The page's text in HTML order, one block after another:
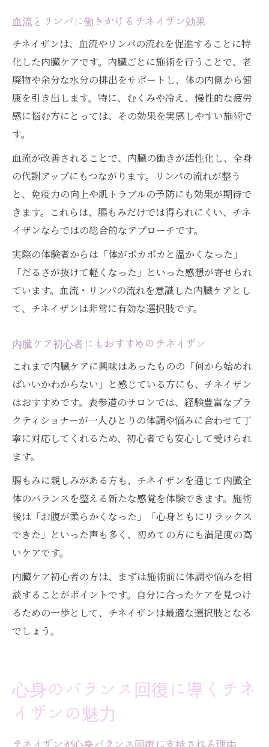
血流とリンパに働きかけるチネイザン効果
チネイザンは、血流やリンパの流れを促進することに特
化した内臓ケアです。内臓ごとに施術を行うことで、老
廃物や余分な水分の排出をサポートし、体の内側から健
康を引き出します。特に、むくみや冷え、慢性的な疲労
感に悩む方にとっては、その効果を実感しやすい施術で
す。
血流が改善されることで、内臓の働きが活性化し、全身
の代謝アップにもつながります。リンパの流れが整う
と、免疫力の向上や肌トラブルの予防にも効果が期待で
きます。これらは、腸もみだけでは得られにくい、チネ
イザンならではの総合的なアプローチです。
実際の体験者からは「体がポカポカと温かくなった」
「だるさが抜けて軽くなった」といった感想が寄せられ
ています。血流・リンパの流れを意識した内臓ケアとし
て、チネイザンは非常に有効な選択肢です。
内臓ケア初心者にもおすすめのチネイザン
これまで内臓ケアに興味はあったものの「何から始めれ
ばいいかわからない」と感じている方にも、チネイザン
はおすすめです。表参道のサロンでは、経験豊富なプラ
クティショナーが一人ひとりの体調や悩みに合わせて丁
寧に対応してくれるため、初心者でも安心して受けられ
ます。
腸もみに親しみがある方も、チネイザンを通じて内臓全
体のバランスを整える新たな感覚を体験できます。施術
後は「お腹が柔らかくなった」「心身ともにリラックス
できた」といった声も多く、初めての方にも満足度の高
いケアです。
内臓ケア初心者の方は、まずは施術前に体調や悩みを相
談することがポイントです。自分に合ったケアを見つけ
るための一歩として、チネイザンは最適な選択肢となる
でしょう。
心身のバランス回復に導くチネ
イザンの魅力
チネイザンが心身バランス回復に支持される理由